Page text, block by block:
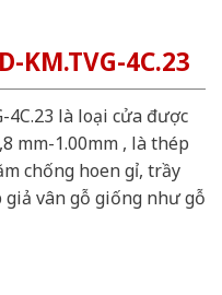
KM.TVG-4C.23
4C.23 là loại cửa được
mm-1.00mm , là thép
chống hoen gỉ, trầy
vân gỗ giống như gỗ